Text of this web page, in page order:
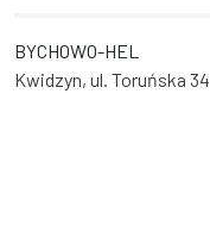
BYCHOWO-HEL
Kwidzyn, ul. Toruńska 34